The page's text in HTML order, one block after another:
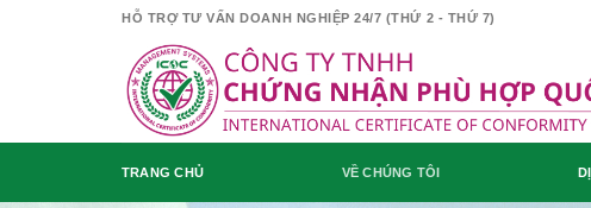
HỖ TRỢ TƯ VẤN DOANH NGHIỆP 24/7 (THỨ 2 - THỨ 7)
TRANG CHỦ VỀ CHÚNG TÔI